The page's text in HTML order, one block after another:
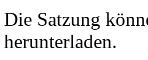
Die Satzung
herunterladen.